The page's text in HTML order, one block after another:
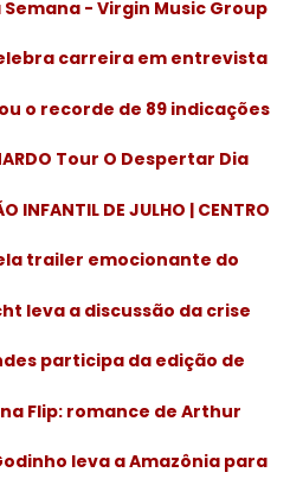
- Virgin Music Group
carreira em entrevista
o recorde de 89 indicações
Tour O Despertar Dia
INFANTIL DE JULHO | CENTRO
trailer emocionante do
leva a discussão da crise
participa da edição de
Flip: romance de Arthur
leva a Amazônia para